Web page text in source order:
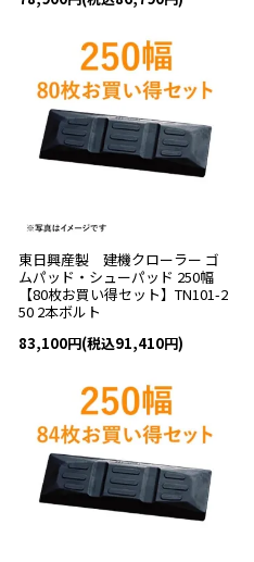
東日興産製 建機クローラー ゴ
ムパッド・シューパッド 250幅
【80枚お買い得セット】TN101-2
50 2本ボルト
83,100円(税込91,410円)